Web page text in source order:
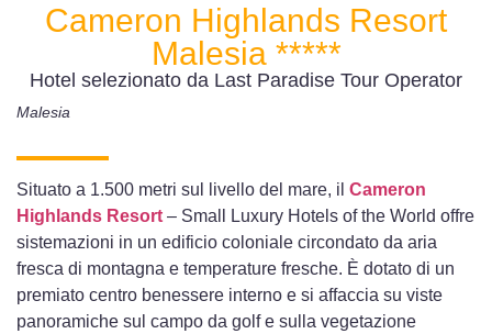
Cameron Highlands Resort
Malesia *****
Hotel selezionato da Last Paradise Tour Operator
Malesia
Situato a 1.500 metri sul livello del mare, il Cameron
Highlands Resort – Small Luxury Hotels of the World offre
sistemazioni in un edificio coloniale circondato da aria
fresca di montagna e temperature fresche. È dotato di un
premiato centro benessere interno e si affaccia su viste
panoramiche sul campo da golf e sulla vegetazione